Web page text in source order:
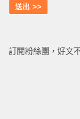
訂閱粉絲團，好文